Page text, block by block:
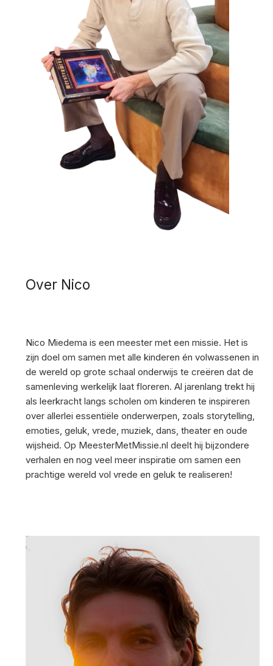
Over Nico
Nico Miedema is een meester met een missie. Het is
zijn doel om samen met alle kinderen én volwassenen in
de wereld op grote schaal onderwijs te creëren dat de
samenleving werkelijk laat floreren. Al jarenlang trekt hij
als leerkracht langs scholen om kinderen te inspireren
over allerlei essentiële onderwerpen, zoals storytelling,
emoties, geluk, vrede, muziek, dans, theater en oude
wijsheid. Op MeesterMetMissie.nl deelt hij bijzondere
verhalen en nog veel meer inspiratie om samen een
prachtige wereld vol vrede en geluk te realiseren!